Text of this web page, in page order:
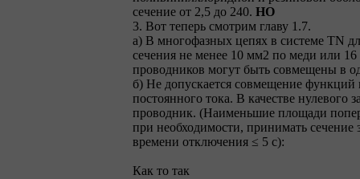
сечение от 2,5 до 240. НО
3. Вот теперь смотрим главу 1.7.
а) В многофазных цепях в системе TN
сечения не менее 10 мм2 по меди или
проводников могут быть совмещены в
б) Не допускается совмещение функций
постоянного тока. В качестве
проводник. (Наименьшие площади
при необходимости, принимать сечение
времени отключения ≤ 5 с):
Как то так